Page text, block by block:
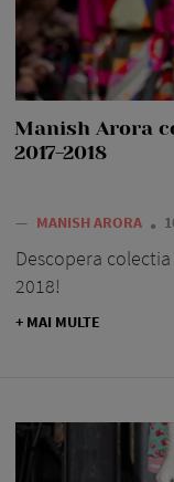
Manish Arora
2017-2018
— MANISH ARORA
Descopera
2018!
+ MAI MULTE